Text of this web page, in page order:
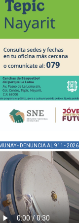
- DENUNCIA AL 911 - 2026